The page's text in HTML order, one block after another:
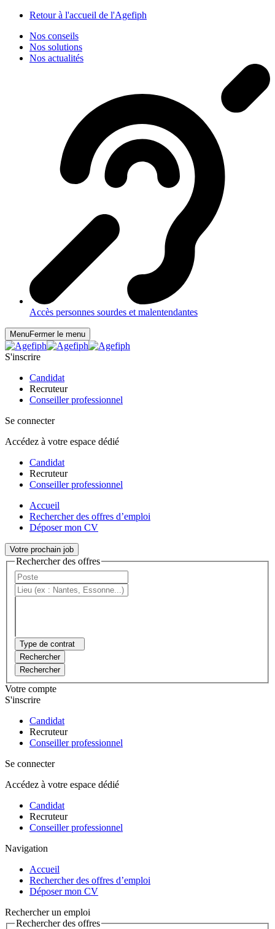
Retour à l'accueil de l'Agefiph
Nos conseils
Nos solutions
Nos actualités
Accès personnes sourdes et malentendantes
MenuFermer le menu
S'inscrire
Candidat
Recruteur
Conseiller professionnel
Se connecter
Accédez à votre espace dédié
Candidat
Recruteur
Conseiller professionnel
Accueil
Rechercher des offres d’emploi
Déposer mon CV
Votre prochain job
Rechercher des offres
Type de contrat
Rechercher
Rechercher
Votre compte
S'inscrire
Candidat
Recruteur
Conseiller professionnel
Se connecter
Accédez à votre espace dédié
Candidat
Recruteur
Conseiller professionnel
Navigation
Accueil
Rechercher des offres d’emploi
Déposer mon CV
Rechercher un emploi
Rechercher des offres